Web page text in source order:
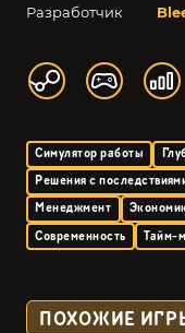
Разработчик
Симулятор работы
Решения с
Менеджмент
Современность
Тайм-
ПОХОЖИЕ